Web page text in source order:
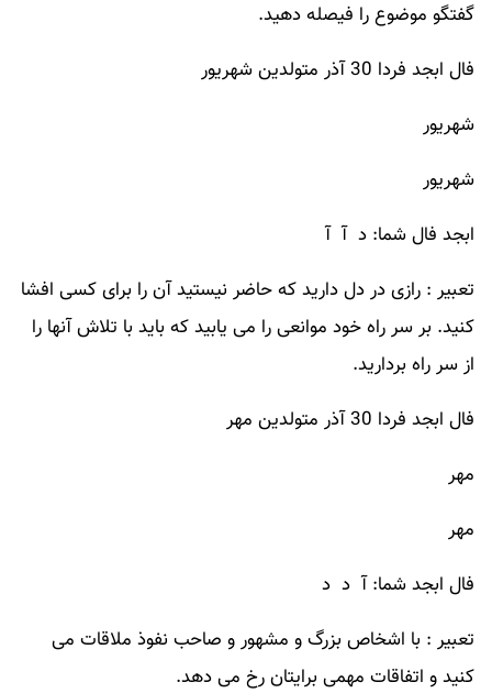
گفتگو موضوع را فیصله دهید.
فال ابجد فردا 30 آذر متولدین شهریور
شهریور
شهریور
ابجد فال شما: د آ آ
تعبیر : رازی در دل دارید که حاضر نیستید آن را برای کسی افشا
کنید. بر سر راه خود موانعی را می یابید که باید با تلاش آنها را
از سر راه بردارید.
فال ابجد فردا 30 آذر متولدین مهر
مهر
مهر
فال ابجد شما: آ د د
تعبیر : با اشخاص بزرگ و مشهور و صاحب نفوذ ملاقات می
کنید و اتفاقات مهمی برایتان رخ می دهد.